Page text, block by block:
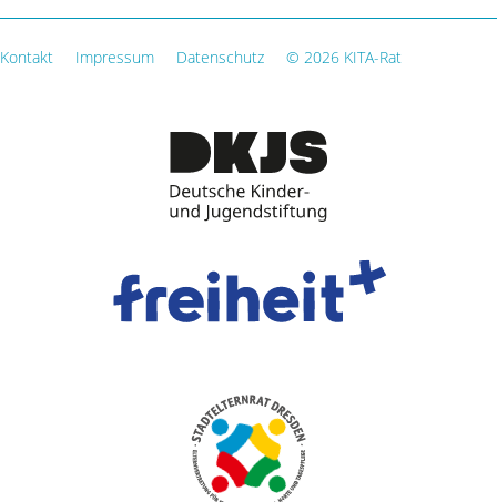
Kontakt Impressum Datenschutz © 2026 KITA-Rat